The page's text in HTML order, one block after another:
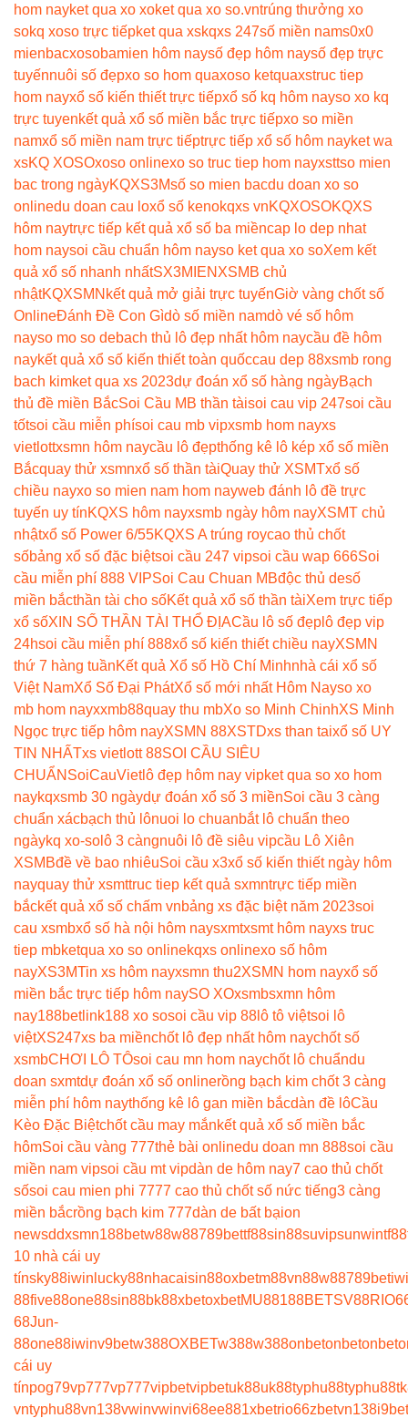
hom nayket qua xo xoket qua xo so.vntrúng thưởng xo
sokq xoso trực tiếpket qua xskqxs 247số miền nams0x0
mienbacxosobamien hôm naysố đẹp hôm naysố đẹp trực
tuyếnnuôi số đẹpxo so hom quaxoso ketquaxstruc tiep
hom nayxổ số kiến thiết trực tiếpxổ số kq hôm nayso xo kq
trực tuyenkết quả xổ số miền bắc trực tiếpxo so miền
namxổ số miền nam trực tiếptrực tiếp xổ số hôm nayket wa
xsKQ XOSOxoso onlinexo so truc tiep hom nayxsttso mien
bac trong ngàyKQXS3Msố so mien bacdu doan xo so
onlinedu doan cau loxổ số kenokqxs vnKQXOSOKQXS
hôm naytrực tiếp kết quả xổ số ba miềncap lo dep nhat
hom naysoi cầu chuẩn hôm nayso ket qua xo soXem kết
quả xổ số nhanh nhấtSX3MIEN XSMB chủ
nhậtKQXSMN kết quả mở giải trực tuyếnGiờ vàng chốt số
OnlineĐánh Đề Con Gìdò số miền namdò vé số hôm
nayso mo so debach thủ lô đẹp nhất hôm naycầu đề hôm
naykết quả xổ số kiến thiết toàn quốccau dep 88xsmb rong
bach kimket qua xs 2023dự đoán xổ số hàng ngàyBạch
thủ đề miền BắcSoi Cầu MB thần tàisoi cau vip 247soi cầu
tốtsoi cầu miễn phísoi cau mb vipxsmb hom nayxs
vietlottxsmn hôm naycầu lô đẹpthống kê lô kép xổ số miền
Bắcquay thử xsmnxổ số thần tàiQuay thử XSMTxổ số
chiều nayxo so mien nam hom nayweb đánh lô đề trực
tuyến uy tínKQXS hôm nayxsmb ngày hôm nayXSMT chủ
nhậtxổ số Power 6/55KQXS A trúng roycao thủ chốt
sốbảng xổ số đặc biệtsoi cầu 247 vipsoi cầu wap 666Soi
cầu miễn phí 888 VIPSoi Cau Chuan MBđộc thủ desố
miền bắcthần tài cho sốKết quả xổ số thần tàiXem trực tiếp
xổ sốXIN SỐ THẦN TÀI THỔ ĐỊACầu lô số đẹp lô đẹp vip
24hsoi cầu miễn phí 888xổ số kiến thiết chiều nayXSMN
thứ 7 hàng tuầnKết quả Xổ số Hồ Chí Minhnhà cái xổ số
Việt NamXổ Số Đại PhátXổ số mới nhất Hôm Nayso xo
mb hom nayxxmb88quay thu mbXo so Minh ChinhXS Minh
Ngọc trực tiếp hôm nayXSMN 88XSTDxs than taixổ số UY
TIN NHẤTxs vietlott 88SOI CẦU SIÊU
CHUẨN SoiCauVietlô đẹp hôm nay vipket qua so xo hom
naykqxsmb 30 ngàydự đoán xổ số 3 miềnSoi cầu 3 càng
chuẩn xácbạch thủ lônuoi lo chuanbắt lô chuẩn theo
ngàykq xo-so lô 3 càngnuôi lô đề siêu vipcầu Lô Xiên
XSMBđề về bao nhiêuSoi cầu x3xổ số kiến thiết ngày hôm
nayquay thử xsmttruc tiep kết quả sxmntrực tiếp miền
bắckết quả xổ số chấm vnbảng xs đặc biệt năm 2023soi
cau xsmbxổ số hà nội hôm naysxmtxsmt hôm nayxs truc
tiep mbketqua xo so onlinekqxs onlinexo số hôm
nayXS3MTin xs hôm nayxsmn thu2XSMN hom nayxổ số
miền bắc trực tiếp hôm naySO XOxsmbsxmn hôm
nay188betlink188 xo sosoi cầu vip 88 lô tô việtsoi lô
việtXS247xs ba miềnchốt lô đẹp nhất hôm naychốt số
xsmbCHƠI LÔ TÔsoi cau mn hom naychốt lô chuẩndu
doan sxmtdự đoán xổ số onlinerồng bạch kim chốt 3 càng
miễn phí hôm naythống kê lô gan miền bắcdàn đề lôCầu
Kèo Đặc Biệtchốt cầu may mắnkết quả xổ số miền bắc
hômSoi cầu vàng 777thẻ bài onlinedu doan mn 888soi cầu
miền nam vipsoi cầu mt vipdàn de hôm nay7 cao thủ chốt
sốsoi cau mien phi 7777 cao thủ chốt số nức tiếng3 càng
miền bắcrồng bạch kim 777dàn de bất bạion
newsddxsmn188betw88w88789bettf88sin88suvipsunwintf88
10 nhà cái uy
tínsky88iwin lucky88nhacaisin88oxbetm88vn88w88789bet
88five88one88sin88bk88xbetoxbetMU88188BETSV88
68Jun-
88one88iwinv9betw388OXBETw388w388onbetonbetonbet
cái uy
tínpog79vp777vp777vipbetvipbetuk88uk88typhu88typhu88
vntyphu88vn138vwinvwinvi68ee881xbetrio66zbetvn138